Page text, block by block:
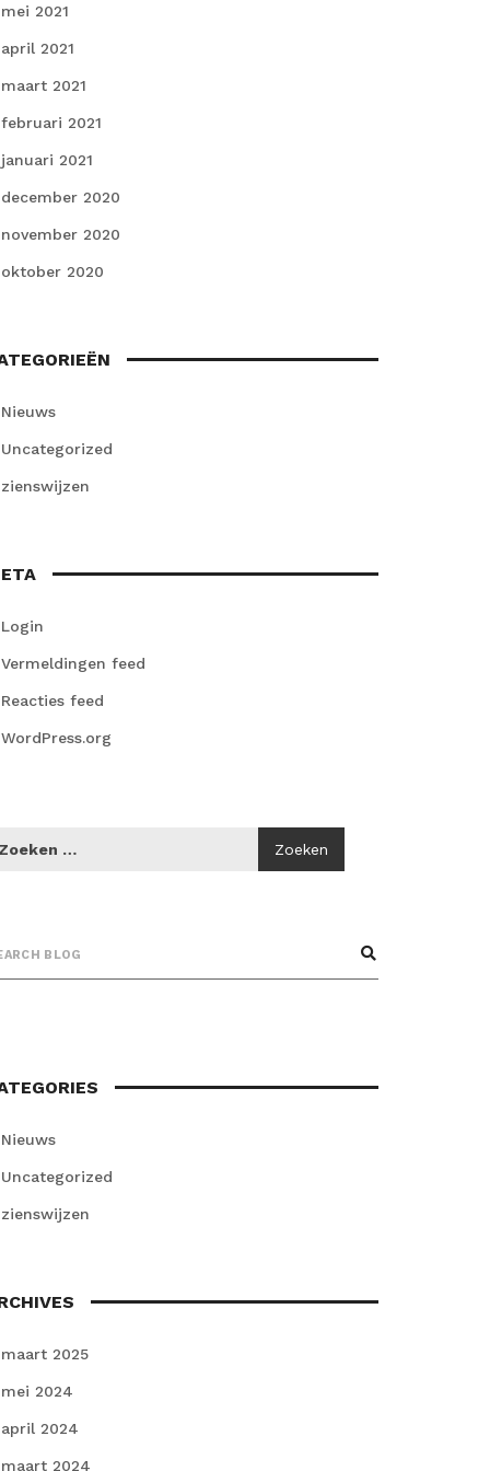
mei 2021
april 2021
maart 2021
februari 2021
januari 2021
december 2020
november 2020
oktober 2020
Nieuws
Uncategorized
zienswijzen
Login
Vermeldingen feed
Reacties feed
WordPress.org
Nieuws
Uncategorized
zienswijzen
maart 2025
mei 2024
april 2024
maart 2024